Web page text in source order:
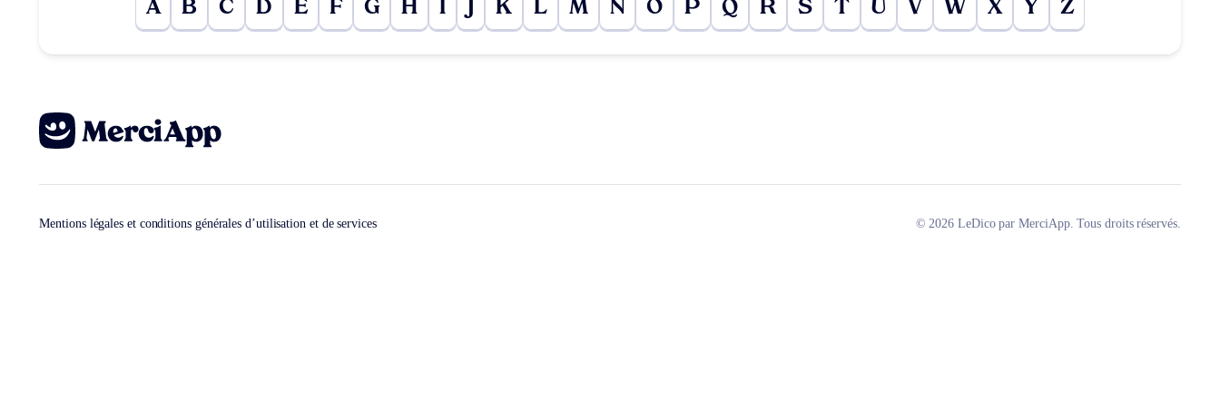
A B C D E F G H I J K L M N O P Q R S T U V W X Y Z
Mentions légales et conditions générales d’utilisation et de services © 2026 LeDico par MerciApp. Tous droits réservés.